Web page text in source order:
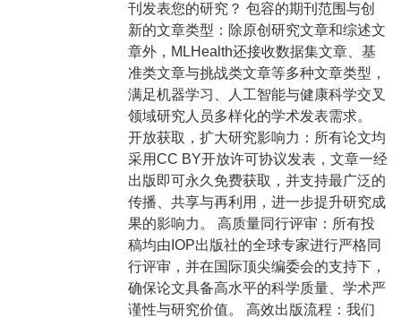
刊发表您的研究？ 包容的期刊范围与创
新的文章类型：除原创研究文章和综述文
章外，MLHealth还接收数据集文章、基
准类文章与挑战类文章等多种文章类型，
满足机器学习、人工智能与健康科学交叉
领域研究人员多样化的学术发表需求。
开放获取，扩大研究影响力：所有论文均
采用CC BY开放许可协议发表，文章一经
出版即可永久免费获取，并支持最广泛的
传播、共享与再利用，进一步提升研究成
果的影响力。 高质量同行评审：所有投
稿均由IOP出版社的全球专家进行严格同
行评审，并在国际顶尖编委会的支持下，
确保论文具备高水平的科学质量、学术严
谨性与研究价值。 高效出版流程：我们